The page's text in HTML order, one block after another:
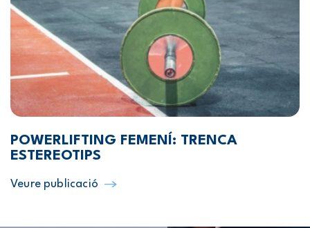
POWERLIFTING FEMENÍ: TRENCA
ESTEREOTIPS
Veure publicació